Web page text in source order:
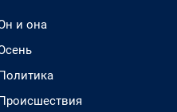
и она